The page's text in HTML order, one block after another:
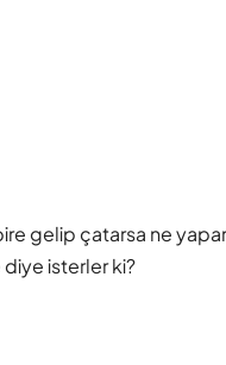
gelip çatarsa ne
diye isterler ki?